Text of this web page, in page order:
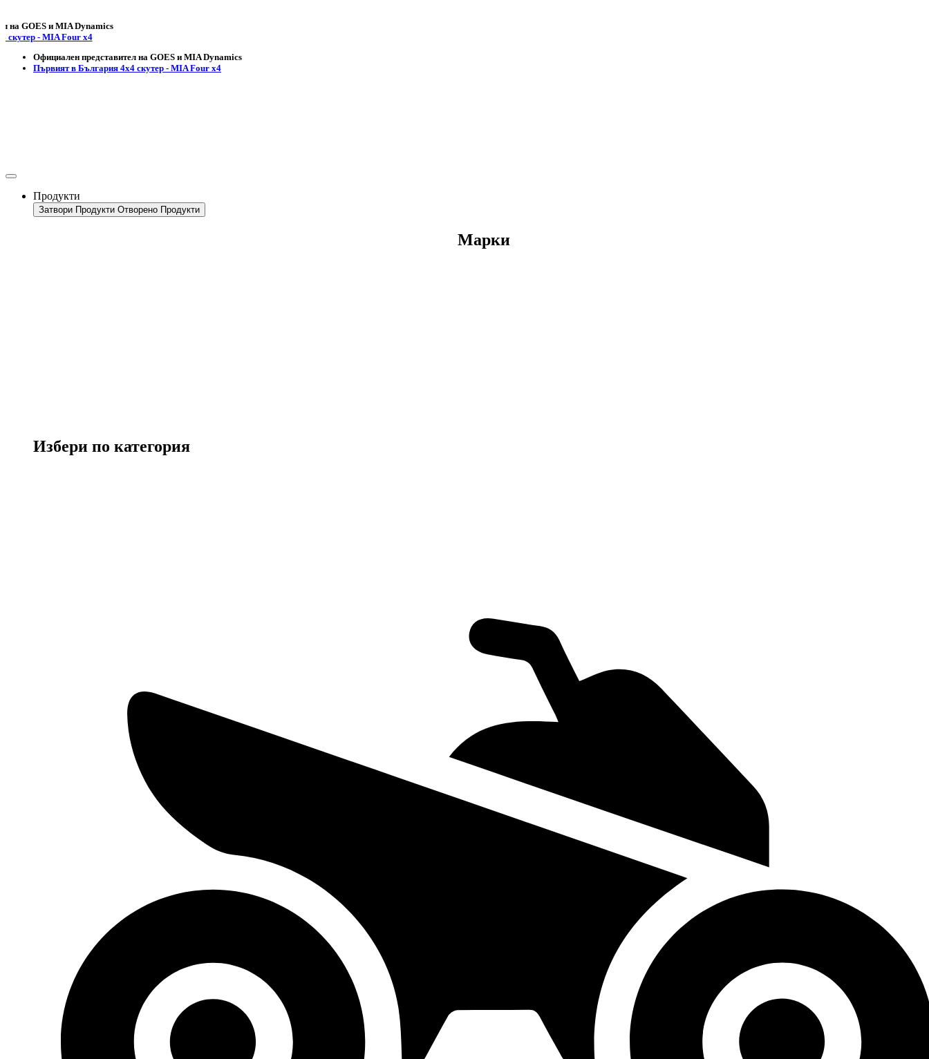
и MIA Dynamics
- MIA Four x4
Официален представител на GOES и MIA Dynamics
Първият в България 4х4 скутер - MIA Four x4
Продукти
Затвори Продукти Отворено Продукти
Марки
Избери по категория